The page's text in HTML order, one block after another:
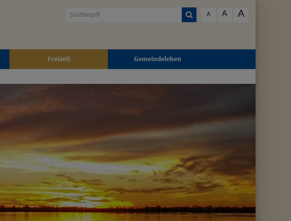
A A A
Freizeit Gemeindeleben